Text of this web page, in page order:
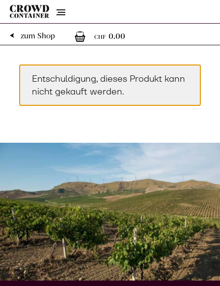
Menu
zum Shop
CHF 0.00
Entschuldigung, dieses Produkt kann
nicht gekauft werden.